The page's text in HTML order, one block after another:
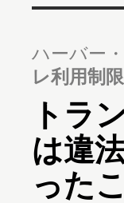
ハーバー
レ利用制
トラ
は違
った